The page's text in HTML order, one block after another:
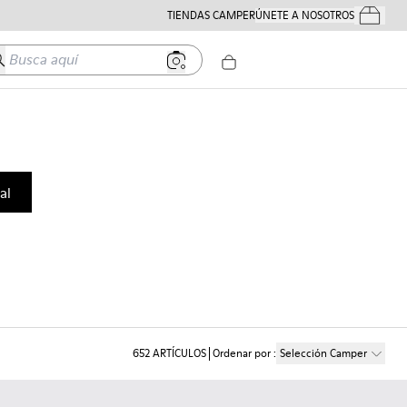
TIENDAS CAMPERÚNETE A NOSOTROSTus
aquí
652ARTÍCULOS Ordenar por: Selección Camper